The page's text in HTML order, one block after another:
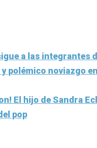
a las integrantes
polémico noviazgo
El hijo de Sandra
pop